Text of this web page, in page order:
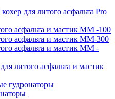
для литого асфальта Pro
асфальта и мастик MM -100
асфальта и мастик MM-300
асфальта и мастик MM -
литого асфальта и мастик
гудронаторы